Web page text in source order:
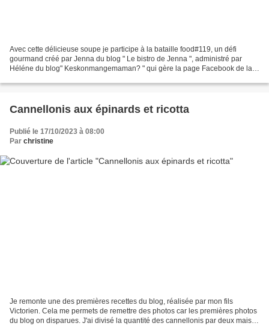
Avec cette délicieuse soupe je participe à la bataille food#119, un défi
gourmand créé par Jenna du blog " Le bistro de Jenna ", administré par
Héléne du blog" Keskonmangemaman? " qui gère la page Facebook de la
Cannellonis aux épinards et ricotta
Publié le 17/10/2023 à 08:00
Par christine
Je remonte une des premières recettes du blog, réalisée par mon fils
Victorien. Cela me permets de remettre des photos car les premières photos
du blog on disparues. J'ai divisé la quantité des cannellonis par deux mais